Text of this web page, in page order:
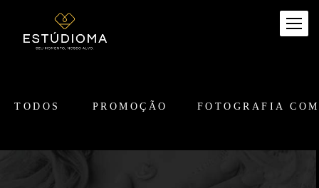
TODOS PROMOÇÃO FOTOGRAFIA